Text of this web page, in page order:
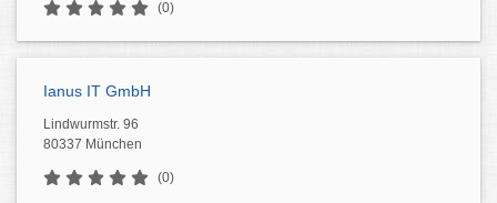
(0)
Ianus IT GmbH
Lindwurmstr. 96
80337 München
(0)